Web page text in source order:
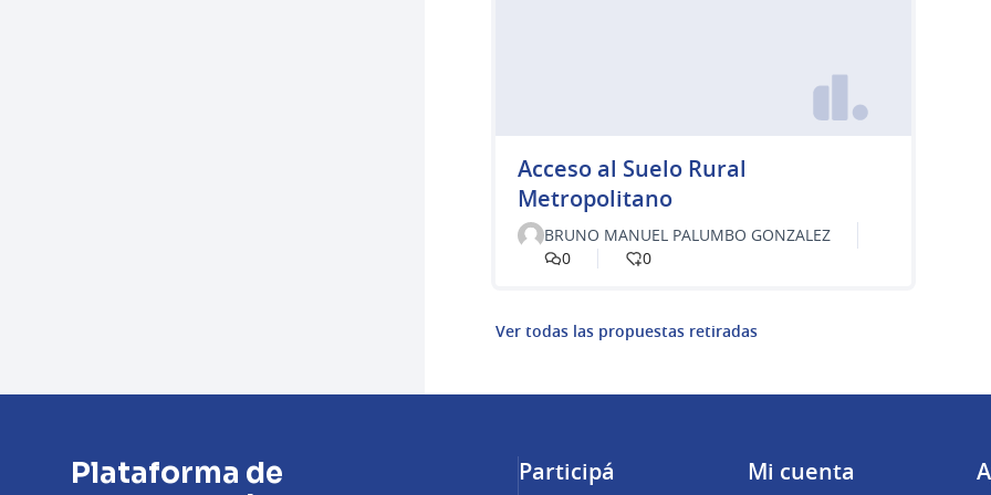
Acceso al Suelo Rural
Metropolitano
BRUNO MANUEL PALUMBO GONZALEZ
0
0
Ver todas las propuestas retiradas
Plataforma de
Participá Mi cuenta